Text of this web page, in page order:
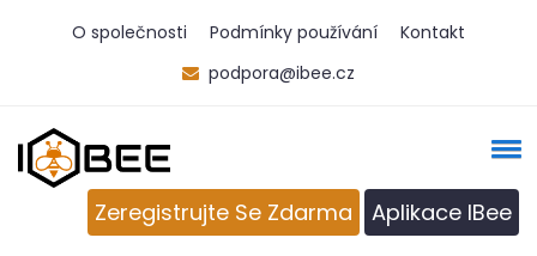
O společnosti Podmínky používání
Kontakt
podpora@ibee.cz
Zeregistrujte Se Zdarma Aplikace IBee